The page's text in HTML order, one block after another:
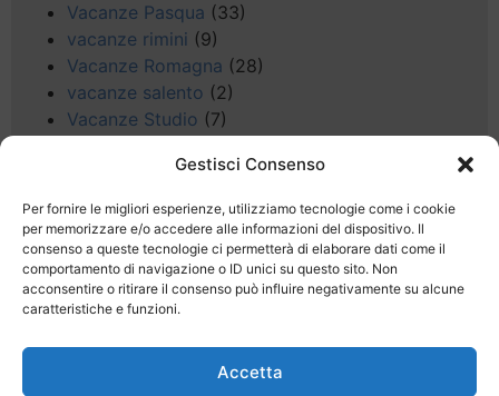
Gestisci Consenso
Per fornire le migliori esperienze, utilizziamo tecnologie come i cookie
per memorizzare e/o accedere alle informazioni del dispositivo. Il
consenso a queste tecnologie ci permetterà di elaborare dati come il
comportamento di navigazione o ID unici su questo sito. Non
acconsentire o ritirare il consenso può influire negativamente su alcune
caratteristiche e funzioni.
Accetta
Vacanze Pasqua (33)
vacanze rimini (9)
Vacanze Romagna (28)
vacanze salento (2)
Vacanze Studio (7)
(5)
Veneto (25)
Voli low cost(4)
Web(9)
week end(45)
Wellness(11)